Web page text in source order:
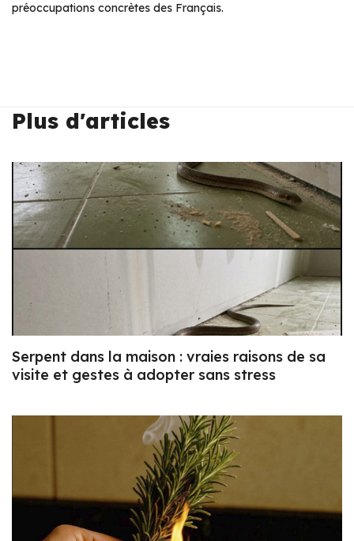
préoccupations concrètes des Français.
Plus d'articles
Serpent dans la maison : vraies raisons de sa
visite et gestes à adopter sans stress